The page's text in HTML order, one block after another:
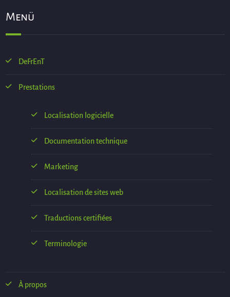
Menü
DeFrEnT
Prestations
Localisation logicielle
Documentation technique
Marketing
Localisation de sites web
Traductions certifiées
Terminologie
À propos